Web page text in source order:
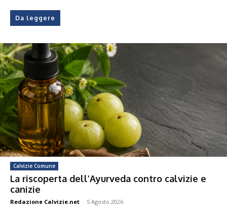
Da leggere
Calvizie Comune
La riscoperta dell’Ayurveda contro calvizie e
canizie
Redazione Calvizie.net - 5 Agosto 2026